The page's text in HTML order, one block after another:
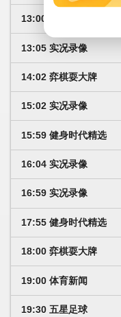
13:00 健身时代精选
13:05 实况录像
14:02 弈棋耍大牌
15:02 实况录像
15:59 健身时代精选
16:04 实况录像
16:59 实况录像
17:55 健身时代精选
18:00 弈棋耍大牌
19:00 体育新闻
19:30 五星足球